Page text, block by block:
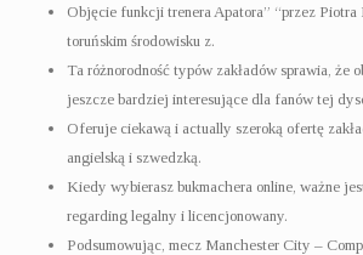
Objęcie funkcji trenera Apatora” “przez Piotra
toruńskim środowisku z.
Ta różnorodność typów zakładów sprawia, że
jeszcze bardziej interesujące dla fanów tej
Oferuje ciekawą i actually szeroką ofertę
angielską i szwedzką.
Kiedy wybierasz bukmachera online, ważne
regarding legalny i licencjonowany.
Podsumowując, mecz Manchester City –